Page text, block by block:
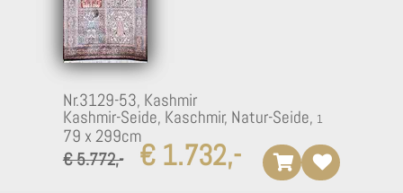
Nr.3129-53, Kashmir
Kashmir-Seide, Kaschmir, Natur-Seide,
79 x 299cm
€ 5.772,-
€ 1.732,-